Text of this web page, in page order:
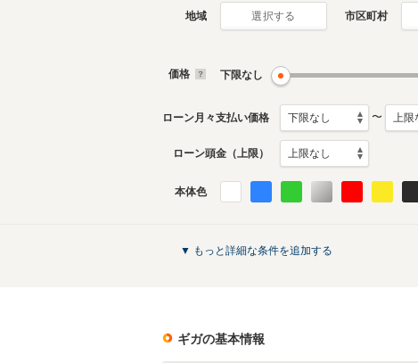
地域 選択する 市区町村
価格 下限なし
ローン月々支払い価格 〜
ローン頭金（上限）
本体色
▼ もっと詳細な条件を追加する
ギガの基本情報